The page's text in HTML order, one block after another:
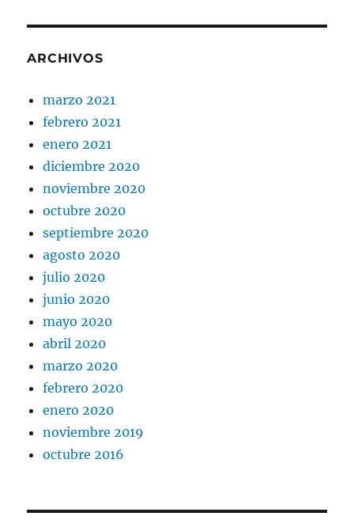
ARCHIVOS
marzo 2021
febrero 2021
enero 2021
diciembre 2020
noviembre 2020
octubre 2020
septiembre 2020
agosto 2020
julio 2020
junio 2020
mayo 2020
abril 2020
marzo 2020
febrero 2020
enero 2020
noviembre 2019
octubre 2016